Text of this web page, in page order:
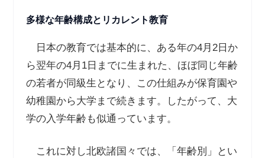
多様な年齢構成とリカレント教育
日本の教育では基本的に、ある年の4月2日か
ら翌年の4月1日までに生まれた、ほぼ同じ年齢
の若者が同級生となり、この仕組みが保育園や
幼稚園から大学まで続きます。したがって、大
学の入学年齢も似通っています。
これに対し北欧諸国々では、「年齢別」とい